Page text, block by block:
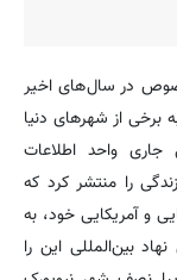
در سال‌های اخیر
از شهرهای دنیا
واحد اطلاعات
را منتشر کرد که
و آمریکایی خود، به
بین‌المللی این را